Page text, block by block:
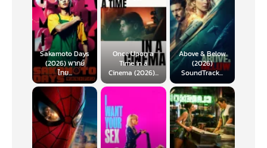
Sakamoto Days
(2026) พากย์
ไทย...
Once Upon a
Time in a
Cinema (2026)...
Above & Below
(2026)
SoundTrack...